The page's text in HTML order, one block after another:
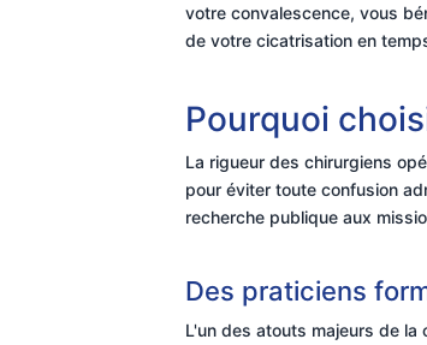
votre convalescence, vous
de votre cicatrisation en
Pourquoi
La rigueur des chirurgiens
pour éviter toute confusion
recherche publique aux
Des praticiens
L'un des atouts majeurs de